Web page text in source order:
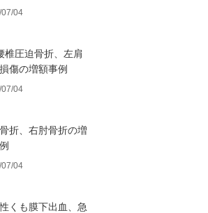
04
椎圧迫骨折、左肩
傷の増額事例
04
折、右肘骨折の増
04
くも膜下出血、急